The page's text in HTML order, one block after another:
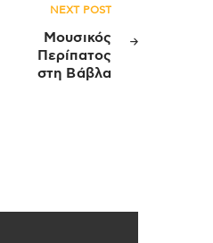
NEXT POST
Μουσικός
Περίπατος
στη Βάβλα